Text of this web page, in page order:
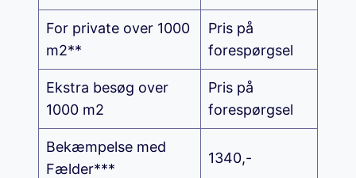
For private over 1000
m2**
Pris på
forespørgsel
Ekstra besøg over
1000 m2
Pris på
forespørgsel
Bekæmpelse med
Fælder***
1340,-